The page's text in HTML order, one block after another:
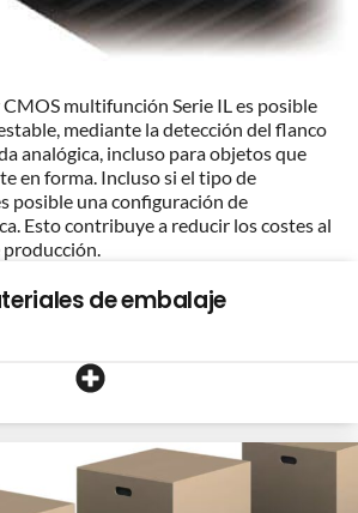
multifunción Serie IL es posible
mediante la detección del flanco
analógica, incluso para objetos que
en forma. Incluso si el tipo de
posible una configuración de
Esto contribuye a reducir los costes al
de embalaje